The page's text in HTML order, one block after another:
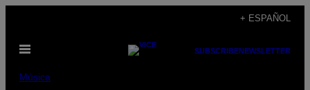
contenido
+ ESPAÑOL
Abrir
SUBSCRIBENEWSLETTER
Música